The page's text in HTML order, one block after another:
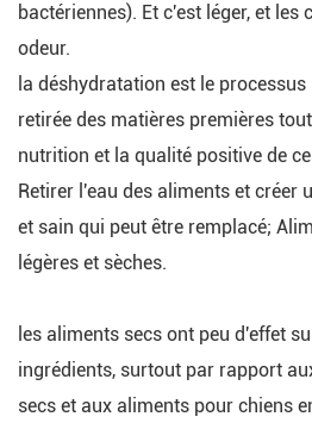
bactériennes). Et c'est léger, et les
odeur.
la déshydratation est le
retirée des matières premières
nutrition et la qualité positive de
Retirer l'eau des aliments et créer
et sain qui peut être remplacé;
légères et sèches.
les aliments secs ont peu d'effet
ingrédients, surtout par rapport
secs et aux aliments pour chiens